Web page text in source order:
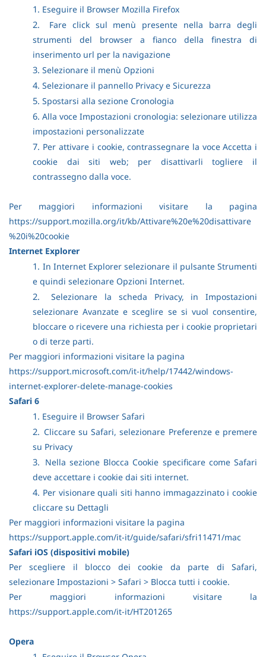
1. Eseguire il Browser Mozilla Firefox
2.
Fare click sul menù presente nella barra degli
strumenti del browser a fianco della finestra di
inserimento url per la navigazione
3. Selezionare il menù Opzioni
4. Selezionare il pannello Privacy e Sicurezza
5. Spostarsi alla sezione Cronologia
6. Alla voce Impostazioni cronologia: selezionare utilizza
impostazioni personalizzate
7. Per attivare i cookie, contrassegnare la voce Accetta i
cookie dai siti web; per disattivarli togliere il
contrassegno dalla voce.
Per maggiori informazioni visitare la pagina
https://support.mozilla.org/it/kb/Attivare%20e%20disattivare
%20i%20cookie
Internet Explorer
1. In Internet Explorer selezionare il pulsante Strumenti
e quindi selezionare Opzioni Internet.
2.
Selezionare la scheda Privacy, in Impostazioni
selezionare Avanzate e sceglire se si vuol consentire,
bloccare o ricevere una richiesta per i cookie proprietari
o di terze parti.
Per maggiori informazioni visitare la pagina
https://support.microsoft.com/it-it/help/17442/windows-
internet-explorer-delete-manage-cookies
Safari 6
1. Eseguire il Browser Safari
2. Cliccare su Safari, selezionare Preferenze e premere
su Privacy
3. Nella sezione Blocca Cookie specificare come Safari
deve accettare i cookie dai siti internet.
4. Per visionare quali siti hanno immagazzinato i cookie
cliccare su Dettagli
Per maggiori informazioni visitare la pagina
https://support.apple.com/it-it/guide/safari/sfri11471/mac
Safari iOS (dispositivi mobile)
Per scegliere il blocco dei cookie da parte di Safari,
selezionare Impostazioni > Safari > Blocca tutti i cookie.
Per maggiori informazioni visitare la
https://support.apple.com/it-it/HT201265
Opera